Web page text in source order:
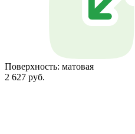
Поверхность: матовая
2 627 руб.